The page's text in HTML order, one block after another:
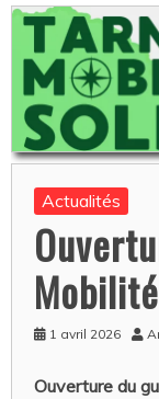
Actualités
1 avril 2026
Ouverture du